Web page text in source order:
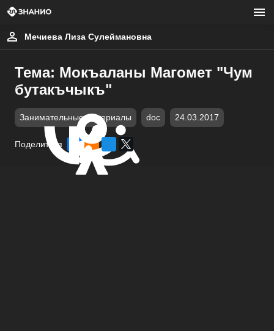
Мечиева Лиза Сулеймановна
Тема: Мокъаланы Магомет "Чум
бутакъчыкъ"
Занимательные материалы doc 24.03.2017
Поделиться